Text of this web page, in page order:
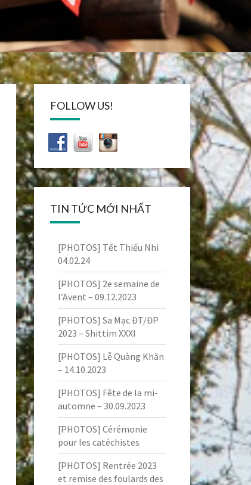
FOLLOW US!
TIN TỨC MỚI NHẤT
[PHOTOS] Tết Thiếu Nhi
04.02.24
[PHOTOS] 2e semaine de
l’Avent – 09.12.2023
[PHOTOS] Sa Mạc ĐT/ĐP
2023 – Shittim XXXI
[PHOTOS] Lễ Quàng Khăn
– 14.10.2023
[PHOTOS] Fête de la mi-
automne – 30.09.2023
[PHOTOS] Cérémonie
pour les catéchistes
[PHOTOS] Rentrée 2023
et remise des foulards des